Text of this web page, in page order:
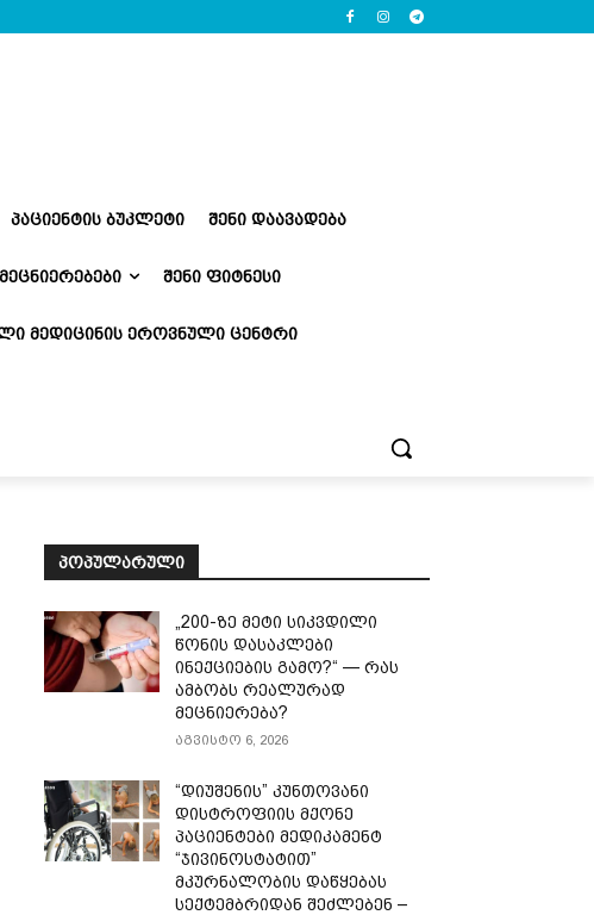
ᲞᲐᲪᲘᲔᲜᲢᲘᲡ ᲑᲣᲙᲚᲔᲢᲘ ᲨᲔᲜᲘ ᲓᲐᲐᲕᲐᲓᲔᲑᲐ
ᲨᲔᲜᲘ ᲤᲘᲢᲜᲔᲡᲘ
ᲛᲔᲓᲘᲪᲘᲜᲘᲡ ᲔᲠᲝᲕᲜᲣᲚᲘ ᲪᲔᲜᲢᲠᲘ
ᲞᲝᲞᲣᲚᲐᲠᲣᲚᲘ
„200-ზე მეტი სიკვდილი
წონის დასაკლები
ინექციების გამო?“ — რას
ამბობს რეალურად
მეცნიერება?
აგვისტო 6, 2026
“დიუშენის” კუნთოვანი
დისტროფიის მქონე
პაციენტები მედიკამენტ
“ჯივინოსტატით”
მკურნალობის დაწყებას
სექტემბრიდან შეძლებენ –